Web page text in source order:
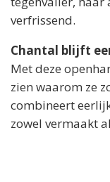
verfrissend.
Chantal blijft
Met deze
zien waarom ze
combineert
zowel vermaakt